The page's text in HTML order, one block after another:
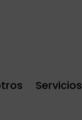
Servicios